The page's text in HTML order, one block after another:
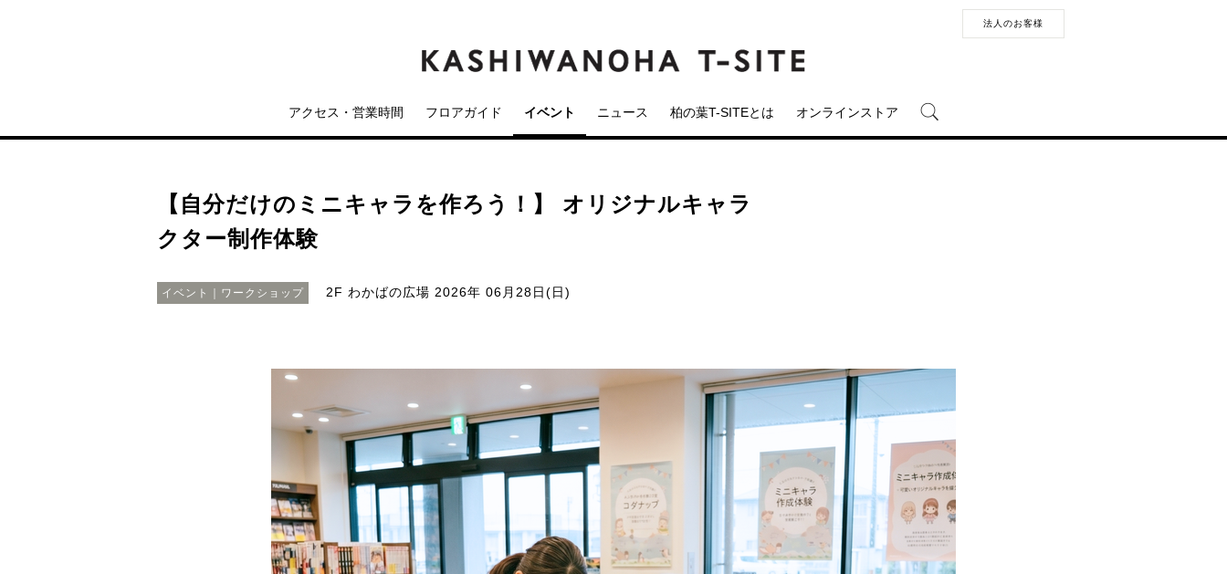
法人のお客様
アクセス・営業時間 フロアガイド イベント ニュース 柏の葉T-SITEとは オンラインストア
【自分だけのミニキャラを作ろう！】 オリジナルキャラ
クター制作体験
イベント｜ワークショップ 2F わかばの広場 2026年 06月28日(日)